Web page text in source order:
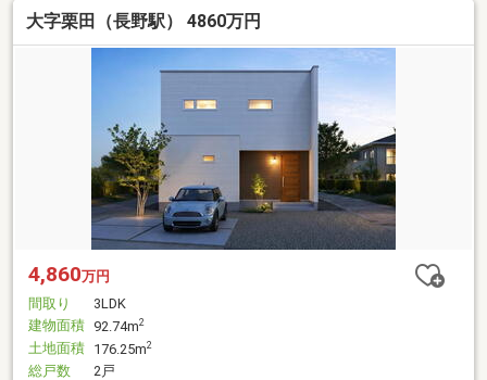
大字栗田（長野駅） 4860万円
4,860万円
間取り
3LDK
建物面積 92.74m2
土地面積 176.25m2
総戸数
2戸